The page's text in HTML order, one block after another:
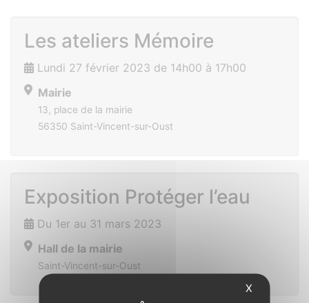
Les ateliers Mémoire
Lundi 27 février 2023 de 14h00 à 17h00
Mairie
13, place de la mairie
56350 Saint-Vincent-sur-Oust
Exposition Protéger l’eau
Du 1er au 31 mars 2023
Hall de la mairie
Saint-Vincent-sur-Oust
X